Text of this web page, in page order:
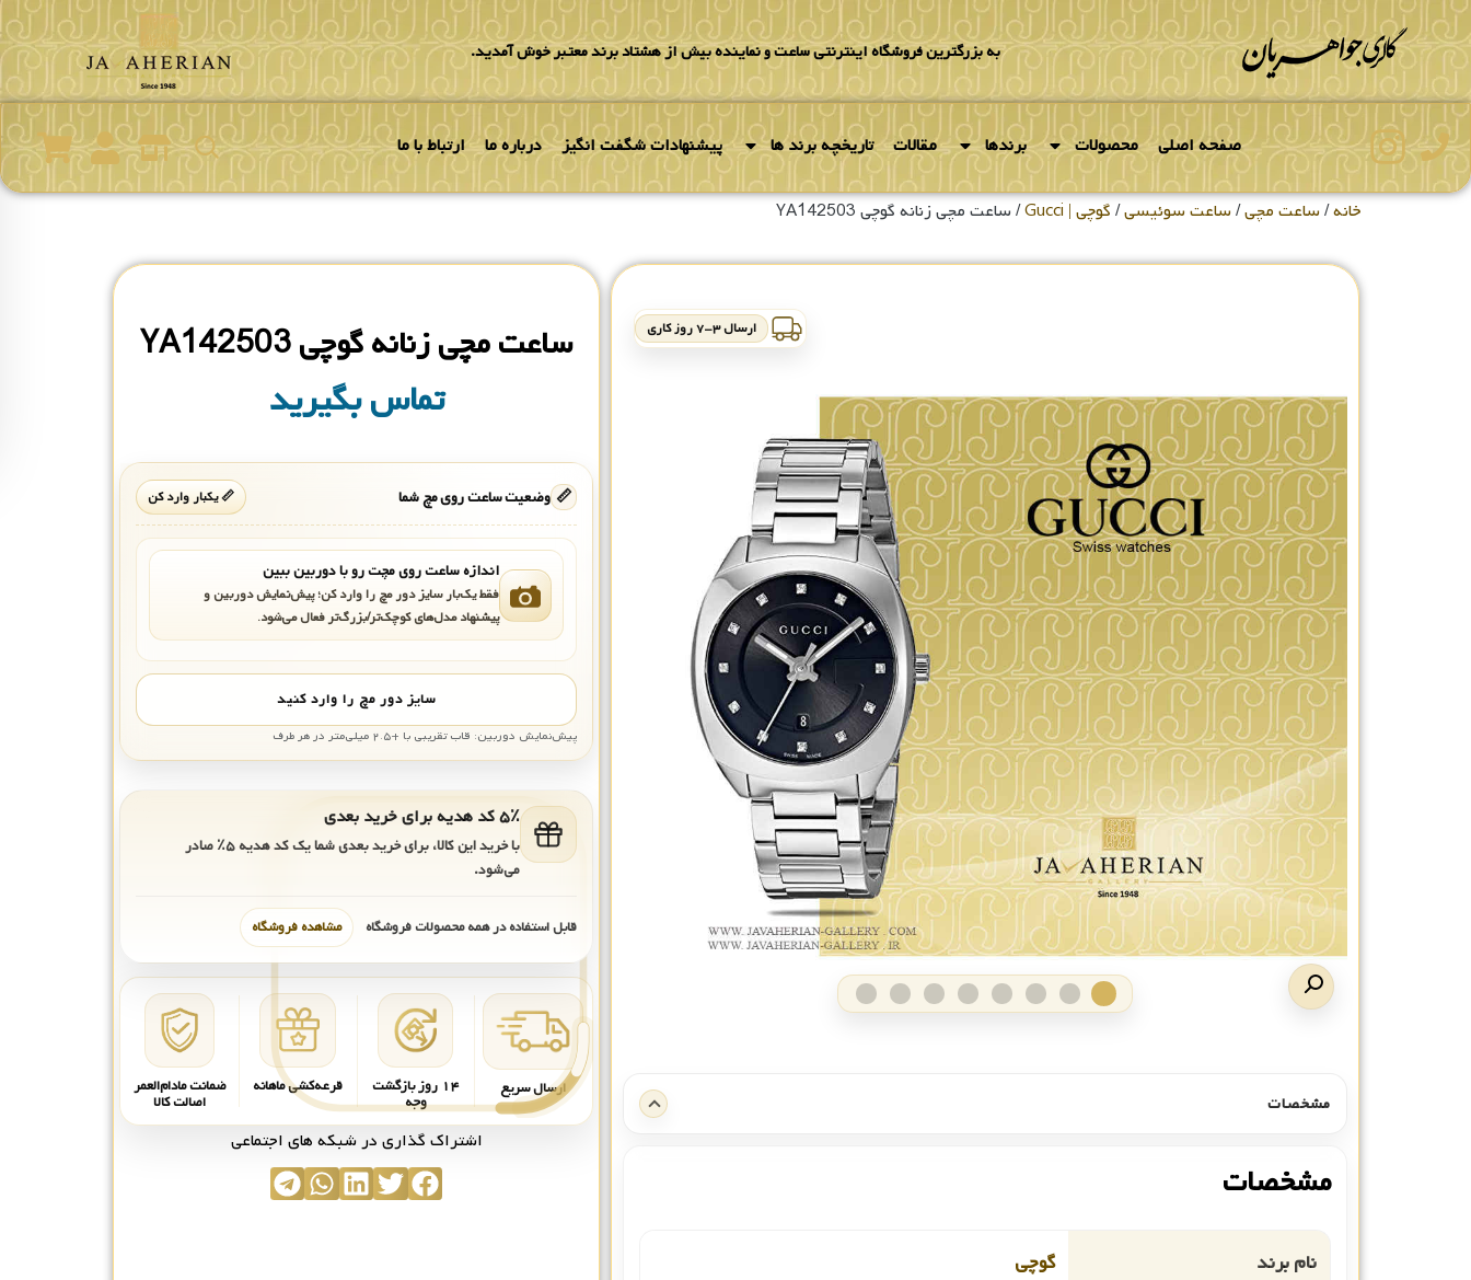
به بزرگترین فروشگاه اینترنتی ساعت و نماینده بیش از هشتاد برند معتبر خوش آمدید.
صفحه اصلی محصولات برندها مقالات تاریخچه برند ها پیشنهادات شگفت انگیز درباره ما ارتباط با ما
خانه/ساعت مچی/ساعت سوئیسی/ گوچی | Gucci / ساعت مچی زنانه گوچی YA142503
ارسال ۳-۷ روز کاری
مشخصات
مشخصات
نام برند گوچی
ساعت مچی زنانه گوچی YA142503
تماس بگیرید
📏 وضعیت ساعت روی مچ شما 📏 یکبار وارد کن
اندازه ساعت روی مچت رو با دوربین ببین
فقط یک‌بار سایز دور مچ را وارد کن؛ پیش‌نمایش دوربین و
پیشنهاد مدل‌های کوچک‌تر/بزرگ‌تر فعال می‌شود.
سایز دور مچ را وارد کنید
پیش‌نمایش دوربین: قاب تقریبی با +۲.۵ میلی‌متر در هر طرف
۵٪ کد هدیه برای خرید بعدی
با خرید این کالا، برای خرید بعدی شما یک کد هدیه۵٪ صادر
می‌شود.
قابل استفاده در همه محصولات فروشگاه مشاهده فروشگاه
ارسال سریع ۱۴ روز بازگشت
وجه
قرعه‌کشی ماهانه ضمانت مادام‌العمر
اصالت کالا
اشتراک گذاری در شبکه های اجتماعی